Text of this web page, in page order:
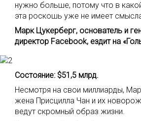
нужно больше, потому что в
эта роскошь уже не имеет
Марк Цукерберг, основатель и
директор Facebook, ездит на
Состояние: $51,5 млрд.
Несмотря на свои миллиарды,
жена Присцилла Чан и их
ведут скромный образ жизни.